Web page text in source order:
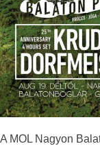
A MOL Nagyon